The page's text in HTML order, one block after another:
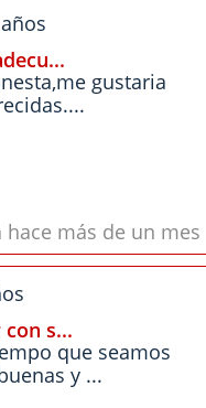
gustaria
hace más de un mes
s...
que seamos
y ...